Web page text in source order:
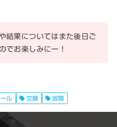
結果についてはまた後日ご
でお楽しみにー！
ル 交換 故障